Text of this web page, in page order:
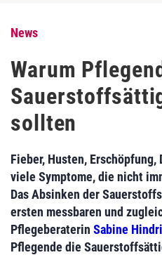
News
Warum
sollten
Fieber, Husten,
viele Symptome, die nicht
Das Absinken der
ersten messbaren und
Pflegeberaterin Sabine
Pflegende die